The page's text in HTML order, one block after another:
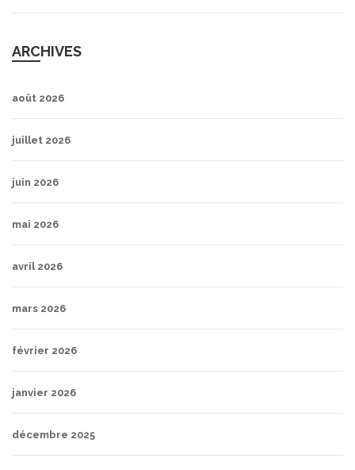
ARCHIVES
août 2026
juillet 2026
juin 2026
mai 2026
avril 2026
mars 2026
février 2026
janvier 2026
décembre 2025